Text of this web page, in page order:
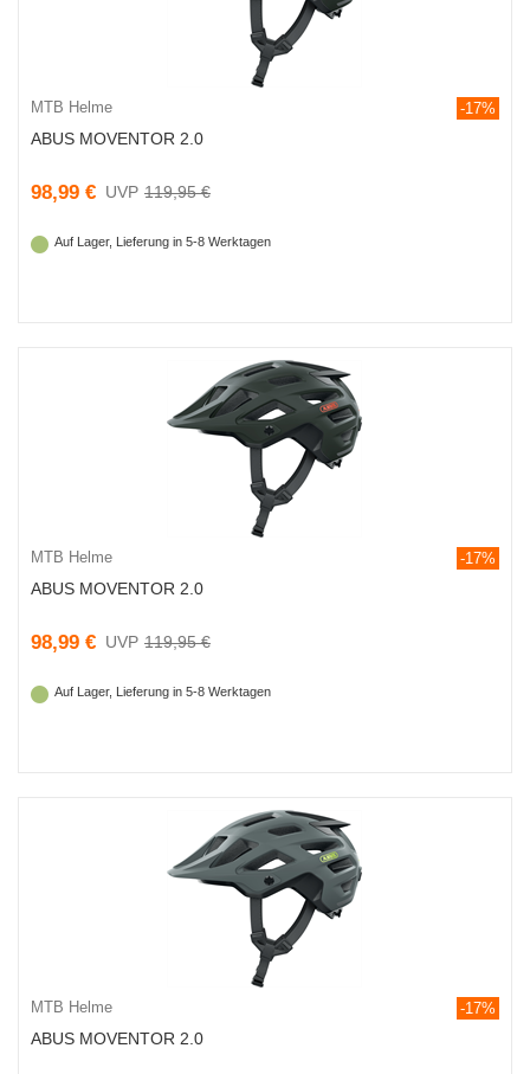
MTB Helme -17%
ABUS MOVENTOR 2.0
98,99 € 119,95 €
Auf Lager, Lieferung in 5-8 Werktagen
MTB Helme -17%
ABUS MOVENTOR 2.0
98,99 € 119,95 €
Auf Lager, Lieferung in 5-8 Werktagen
MTB Helme -17%
ABUS MOVENTOR 2.0